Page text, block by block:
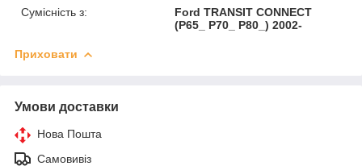
Сумісність з:
Ford TRANSIT CONNECT
(P65_ P70_ P80_) 2002-
Приховати
Умови доставки
Нова Пошта
Самовивіз